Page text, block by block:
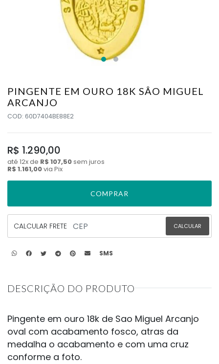
PINGENTE EM OURO 18K SÂO MIGUEL
ARCANJO
COD: 60D7404BE88E2
R$ 1.290,00
até 12xde R$ 107,50sem juros
R$ 1.161,00via Pix
COMPRAR
SMS
CALCULAR FRETE
DESCRIÇÃO DO PRODUTO
Pingente em ouro 18k de Sao Miguel Arcanjo
oval com acabamento fosco, atras da
medalha o acabamento e com uma cruz
conforme a foto.